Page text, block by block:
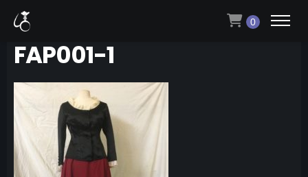
0
FAP001-1